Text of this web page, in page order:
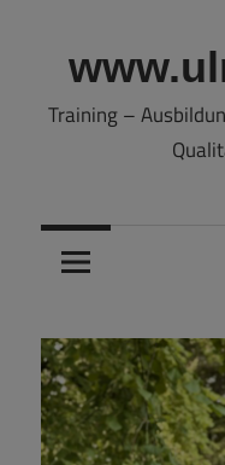
springen
Training –